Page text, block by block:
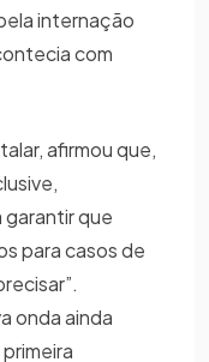
internação
com
afirmou que,
que
para casos de
onda ainda